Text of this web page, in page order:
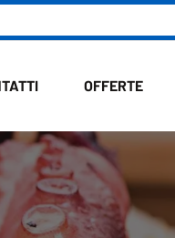
OFFERTE